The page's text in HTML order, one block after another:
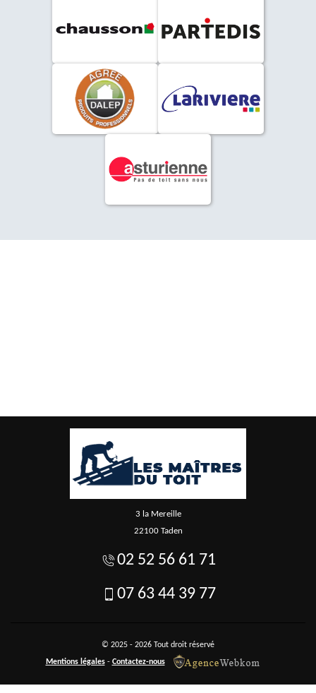
3 la Mereille
22100 Taden
02 52 56 61 71
07 63 44 39 77
© 2025 - 2026 Tout droit réservé
Mentions légales- Contactez-nous